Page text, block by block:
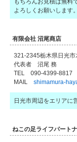
もちろんお見積は無料
よろしくお願いします。
有限会社 沼尾商店
321-2345栃木県日光
代表者 沼尾 務
TEL 090-4399-8817
MAILshimamura-
日光市周辺をエリアに
ねこの足ライフパート